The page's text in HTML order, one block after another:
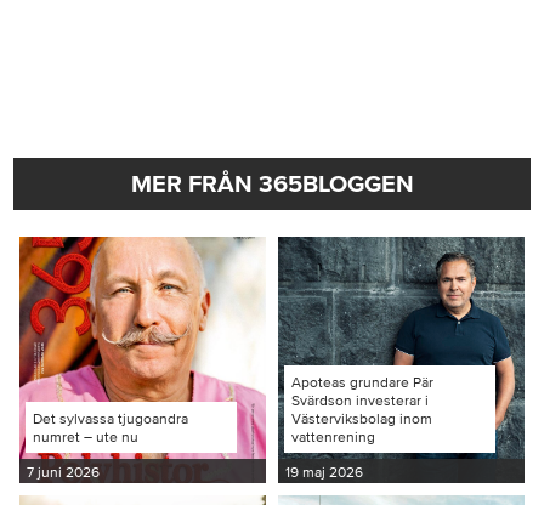
MER FRÅN 365BLOGGEN
Det sylvassa tjugoandra
numret – ute nu
7 juni 2026
Apoteas grundare Pär
Svärdson investerar i
Västerviksbolag inom
vattenrening
19 maj 2026